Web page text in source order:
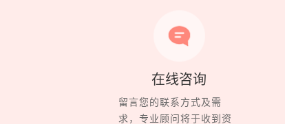
在线咨询
留言您的联系方式及需
求，专业顾问将于收到资